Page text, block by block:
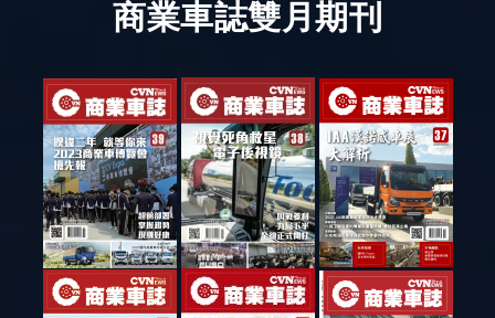
商業車誌雙月期刊